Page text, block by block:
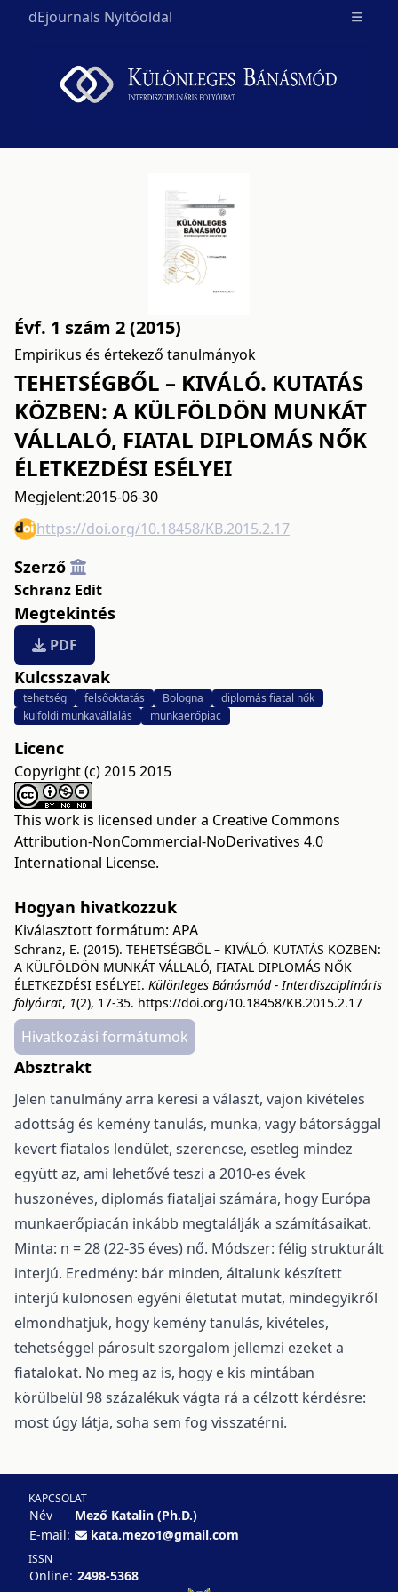
dEjournals Nyitóoldal Open
Évf. 1 szám 2 (2015)
Empirikus és értekező tanulmányok
TEHETSÉGBŐL – KIVÁLÓ. KUTATÁS
KÖZBEN: A KÜLFÖLDÖN MUNKÁT
VÁLLALÓ, FIATAL DIPLOMÁS NŐK
ÉLETKEZDÉSI ESÉLYEI
Megjelent:2015-06-30
https://doi.org/10.18458/KB.2015.2.17
Szerző
Schranz Edit
Megtekintés
PDF
Kulcsszavak
tehetség felsőoktatás Bologna
diplomás fiatal nők
külföldi munkavállalás
munkaerőpiac
Licenc
Copyright (c) 2015 2015
This work is licensed under a Creative Commons
Attribution-NonCommercial-NoDerivatives 4.0
International License.
Hogyan hivatkozzuk
Kiválasztott formátum: APA
Schranz, E. (2015). TEHETSÉGBŐL – KIVÁLÓ. KUTATÁS KÖZBEN:
A KÜLFÖLDÖN MUNKÁT VÁLLALÓ, FIATAL DIPLOMÁS NŐK
ÉLETKEZDÉSI ESÉLYEI. Különleges Bánásmód - Interdiszciplináris
folyóirat, 1(2), 17-35. https://doi.org/10.18458/KB.2015.2.17
Hivatkozási formátumok
Absztrakt
Jelen tanulmány arra keresi a választ, vajon kivételes
adottság és kemény tanulás, munka, vagy bátorsággal
kevert fiatalos lendület, szerencse, esetleg mindez
együtt az, ami lehetővé teszi a 2010-es évek
huszonéves, diplomás fiataljai számára, hogy Európa
munkaerőpiacán inkább megtalálják a számításaikat.
Minta: n = 28 (22-35 éves) nő. Módszer: félig strukturált
interjú. Eredmény: bár minden, általunk készített
interjú különösen egyéni életutat mutat, mindegyikről
elmondhatjuk, hogy kemény tanulás, kivételes,
tehetséggel párosult szorgalom jellemzi ezeket a
fiatalokat. No meg az is, hogy e kis mintában
körülbelül 98 százalékuk vágta rá a célzott kérdésre:
most úgy látja, soha sem fog visszatérni.
KAPCSOLAT
Név
Mező Katalin (Ph.D.)
E-mail:
kata.mezo1@gmail.com
ISSN
Online: 2498-5368